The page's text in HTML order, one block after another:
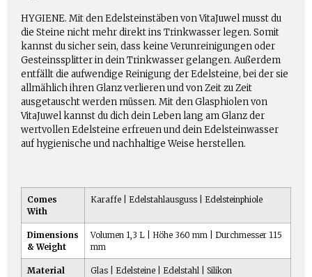
HYGIENE. Mit den Edelsteinstäben von VitaJuwel musst du
die Steine nicht mehr direkt ins Trinkwasser legen. Somit
kannst du sicher sein, dass keine Verunreinigungen oder
Gesteinssplitter in dein Trinkwasser gelangen. Außerdem
entfällt die aufwendige Reinigung der Edelsteine, bei der sie
allmählich ihren Glanz verlieren und von Zeit zu Zeit
ausgetauscht werden müssen. Mit den Glasphiolen von
VitaJuwel kannst du dich dein Leben lang am Glanz der
wertvollen Edelsteine erfreuen und dein Edelsteinwasser
auf hygienische und nachhaltige Weise herstellen.
Comes
With
Karaffe | Edelstahlausguss | Edelsteinphiole
Dimensions
& Weight
Volumen 1,3 L | Höhe 360 mm | Durchmesser 115
mm
Material Glas | Edelsteine | Edelstahl | Silikon